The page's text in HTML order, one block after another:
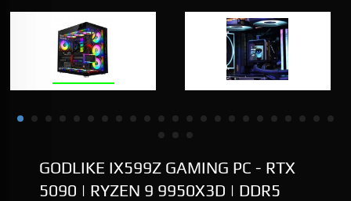
GODLIKE IX599Z GAMING PC - RTX
5090 | RYZEN 9 9950X3D | DDR5